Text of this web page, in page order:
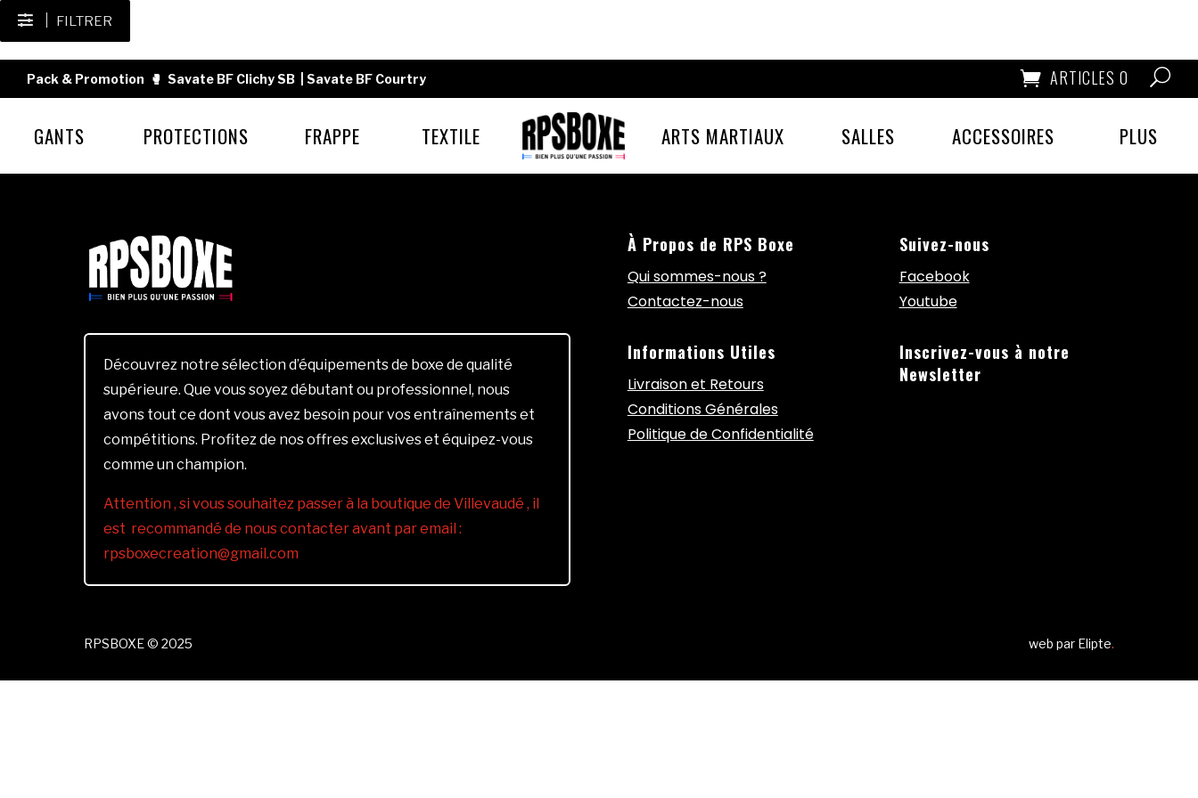
FILTRER
Pack & Promotion 🥊 Savate BF Clichy SB Savate BF Courtry ARTICLES 0
GANTS PROTECTIONS FRAPPE TEXTILE ARTS MARTIAUX SALLES ACCESSOIRES PLUS
Découvrez notre sélection d’équipements de boxe de qualité
supérieure. Que vous soyez débutant ou professionnel, nous
avons tout ce dont vous avez besoin pour vos entraînements et
compétitions. Profitez de nos offres exclusives et équipez-vous
comme un champion.
Attention , si vous souhaitez passer à la boutique de Villevaudé , il
est recommandé de nous contacter avant par email :
rpsboxecreation@gmail.com
À Propos de RPS Boxe
Qui sommes-nous ?
Contactez-nous
Informations Utiles
Livraison et Retours
Conditions Générales
Politique de Confidentialité
Suivez-nous
Facebook
Youtube
Inscrivez-vous à notre
Newsletter
RPSBOXE © 2025 web par Elipte.